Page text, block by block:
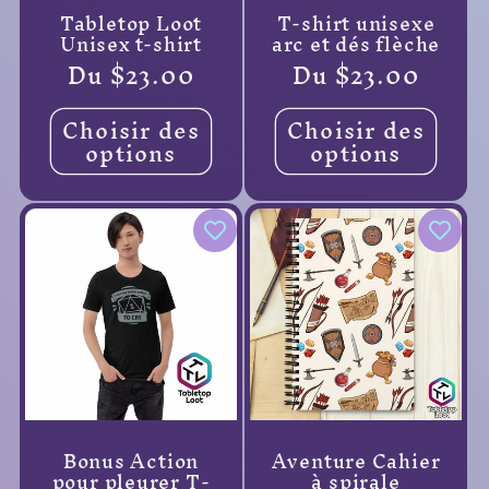
Tabletop Loot
Unisex t-shirt
Prix
habituel
Du $23.00
Choisir des
options
T-shirt unisexe
arc et dés flèche
Prix
habituel
Du $23.00
Choisir des
options
Bonus Action Aventure Cahier